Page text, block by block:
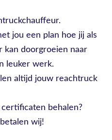
jou een plan hoe jij als
kan doorgroeien naar
leuker werk.
altijd jouw reachtruck
behalen?
wij!